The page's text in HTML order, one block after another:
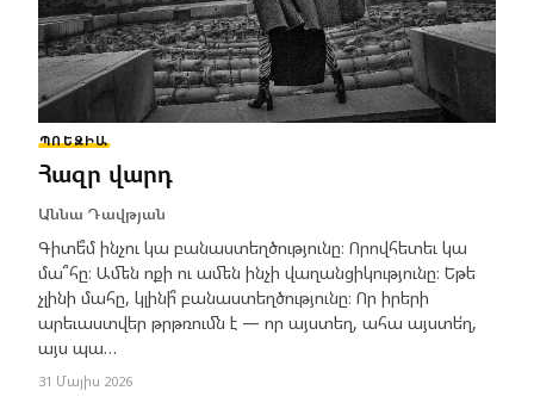
ՊՈԵԶԻԱ
Հազր վարդ
Աննա Դավթյան
Գիտե՞մ ինչու կա բանաստեղծությունը։ Որովհետեւ կա
մա՞հը։ Ամեն ոքի ու ամեն ինչի վաղանցիկությունը։ Եթե
չլինի մահը, կլինի՞ բանաստեղծությունը։ Որ իրերի
արեւաստվեր թրթռումն է — որ այստեղ, ահա այստե՛ղ,
այս պա…
31 Մայիս 2026